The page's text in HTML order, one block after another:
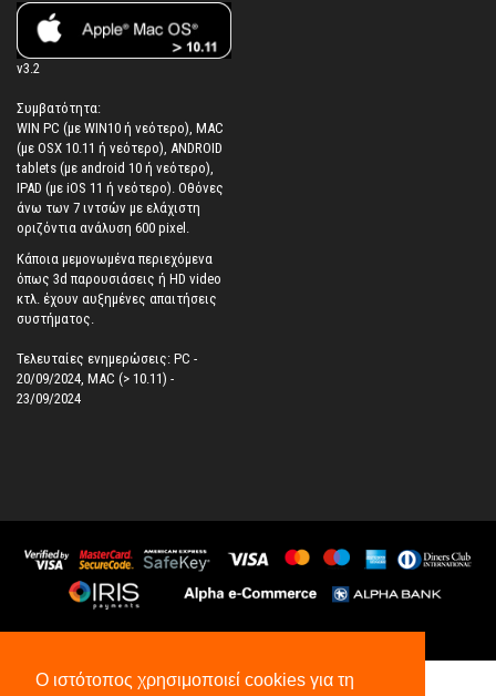
Ο ιστότοπος χρησιμοποιεί cookies για τη
v3.2
Συμβατότητα:
WIN PC (με WIN10 ή νεότερο), MAC
(με OSX 10.11 ή νεότερο), ANDROID
tablets (με android 10 ή νεότερο),
IPAD (με iOS 11 ή νεότερο). Oθόνες
άνω των 7 ιντσών με ελάχιστη
οριζόντια ανάλυση 600 pixel.
Κάποια μεμονωμένα περιεχόμενα
όπως 3d παρουσιάσεις ή HD video
κτλ. έχουν αυξημένες απαιτήσεις
συστήματος.
Τελευταίες ενημερώσεις: PC -
20/09/2024, MAC (> 10.11) -
23/09/2024